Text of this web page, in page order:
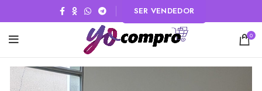
SER VENDEDOR
0